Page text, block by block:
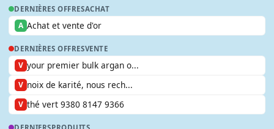
DERNIÈRES OFFRESACHAT
A Achat et vente d'or
DERNIÈRES OFFRESVENTE
V your premier bulk argan o...
V noix de karité, nous rech...
V thé vert 9380 8147 9366